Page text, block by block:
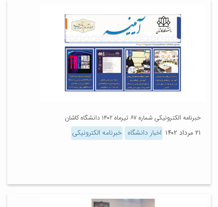
خبرنامه الکترونیکی شماره ۸۷ تیرماه ۱۴۰۲ دانشگاه کاشان
۲۱ مرداد ۱۴۰۲ اخبار دانشگاه خبرنامه الکترونیکی